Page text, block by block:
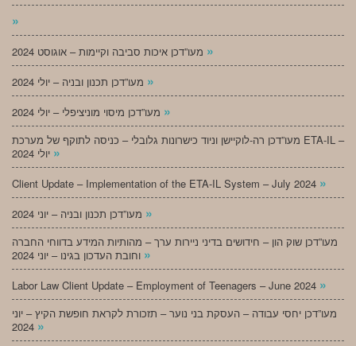
»
»
»
»
מעו”דכן רה-לוקיישן וניוד כישרונות גלובלי – כניסה לתוקף של מערכת ETA-IL –
»
Client Update – Implementation of the ETA-IL System – July 2024 »
»
מעו”דכן שוק הון – חידושים בדיני ניירות ערך – מהותיות המידע בדווחי החברה
»
Labor Law Client Update – Employment of Teenagers – June 2024 »
מעו”דכן יחסי עבודה – העסקת בני נוער – תזכורת לקראת חופשת הקיץ – יוני
»